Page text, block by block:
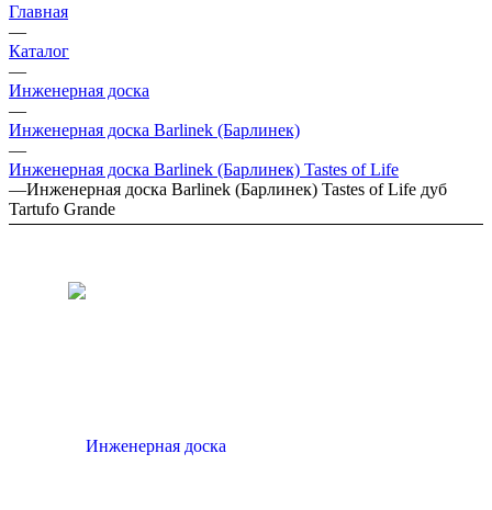
Главная
—
Каталог
—
Инженерная доска
—
Инженерная доска Barlinek (Барлинек)
—
Инженерная доска Barlinek (Барлинек) Tastes of Life
—Инженерная доска Barlinek (Барлинек) Tastes of Life дуб
Tartufo Grande